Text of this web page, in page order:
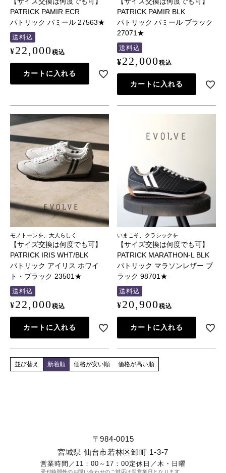
PATRICK PAMIR ECR
パトリック パミール 27563★
送料込
¥22,000税込
カートに入れる
PATRICK PAMIR BLK
パトリック パミール ブラック
27071★
送料込
¥22,000税込
カートに入れる
モノトーンを、大人らしく
【サイズ交換は何度でも可】
PATRICK IRIS WHT/BLK
パトリック アイリス ホワイ
ト・ブラック 23501★
送料込
¥22,000税込
カートに入れる
いまこそ、クラシックを
【サイズ交換は何度でも可】
PATRICK MARATHON-L BLK
パトリック マラソンレザー ブ
ラック 98701★
送料込
¥20,900税込
カートに入れる
並び替え 新着順 価格が安い順 価格が高い順
〒984-0015
宮城県 仙台市若林区卸町 1-3-7
営業時間／ 11：00～17：00定休日／ 木・日曜
受付時間外のお問い合わせのご対応は翌営業日となります。